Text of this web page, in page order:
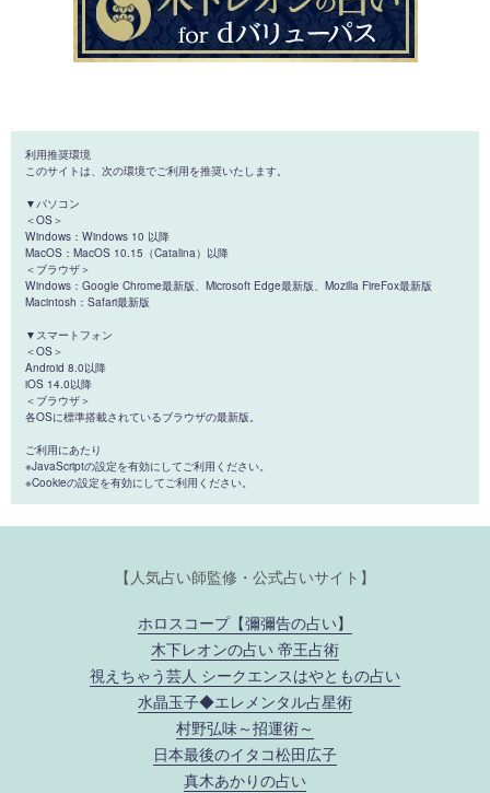
利用推奨環境
このサイトは、次の環境でご利用を推奨いたします。
▼パソコン
＜OS＞
Windows：Windows 10 以降
MacOS：MacOS 10.15（Catalina）以降
＜ブラウザ＞
Windows：Google Chrome最新版、Microsoft Edge最新版、Mozilla FireFox最新版
Macintosh：Safari最新版
▼スマートフォン
＜OS＞
Android 8.0以降
iOS 14.0以降
＜ブラウザ＞
各OSに標準搭載されているブラウザの最新版。
ご利用にあたり
※JavaScriptの設定を有効にしてご利用ください。
※Cookieの設定を有効にしてご利用ください。
【人気占い師監修・公式占いサイト】
ホロスコープ【彌彌告の占い】
木下レオンの占い 帝王占術
視えちゃう芸人 シークエンスはやともの占い
水晶玉子◆エレメンタル占星術
村野弘味～招運術～
日本最後のイタコ松田広子
真木あかりの占い